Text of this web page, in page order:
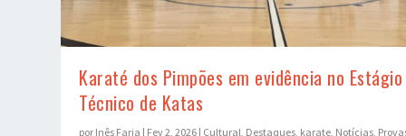
Karaté dos Pimpões em evidência no Estágio
Técnico de Katas
por Inês Faria | Fev 2, 2026 | Cultural, Destaques, karate, Notícias,